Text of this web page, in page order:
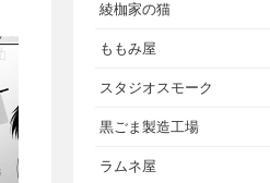
綾枷家の猫
ももみ屋
スタジオスモーク
黒ごま製造工場
ラムネ屋